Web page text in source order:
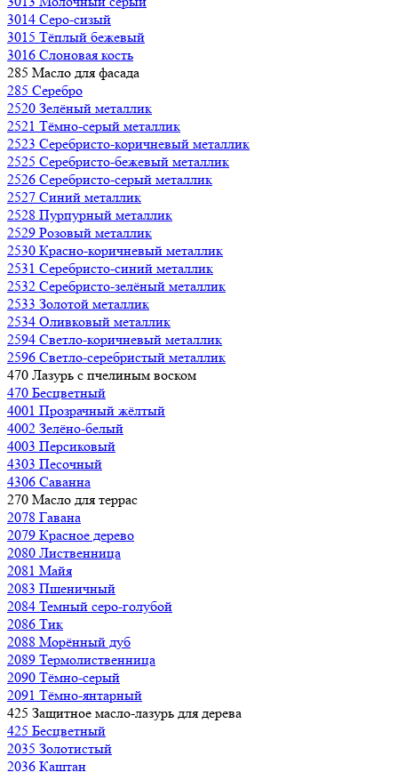
3014 Серо-сизый
3015 Тёплый бежевый
3016 Слоновая кость
285 Масло для фасада
285 Серебро
2520 Зелёный металлик
2521 Тёмно-серый металлик
2523 Серебристо-коричневый металлик
2525 Серебристо-бежевый металлик
2526 Серебристо-серый металлик
2527 Синий металлик
2528 Пурпурный металлик
2529 Розовый металлик
2530 Красно-коричневый металлик
2531 Серебристо-синий металлик
2532 Серебристо-зелёный металлик
2533 Золотой металлик
2534 Оливковый металлик
2594 Светло-коричневый металлик
2596 Светло-серебристый металлик
470 Лазурь с пчелиным воском
470 Бесцветный
4001 Прозрачный жёлтый
4002 Зелёно-белый
4003 Персиковый
4303 Песочный
4306 Саванна
270 Масло для террас
2078 Гавана
2079 Красное дерево
2080 Лиственница
2081 Майя
2083 Пшеничный
2084 Темный серо-голубой
2086 Тик
2088 Морённый дуб
2089 Термолиственница
2090 Тёмно-серый
2091 Тёмно-янтарный
425 Защитное масло-лазурь для дерева
425 Бесцветный
2035 Золотистый
2036 Каштан